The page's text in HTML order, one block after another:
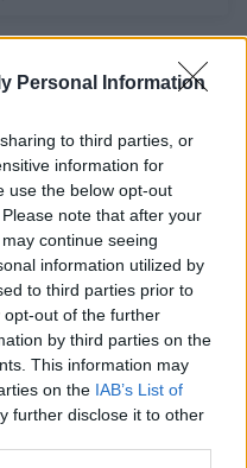
Personal Information
to third parties, or
information for
use the below opt-out
note that after your
continue seeing
information utilized by
to third parties prior to
out of the further
by third parties on the
This information may
on the IAB’s List of
further disclose it to other
9
esantį miestelį
iš visos šalies: